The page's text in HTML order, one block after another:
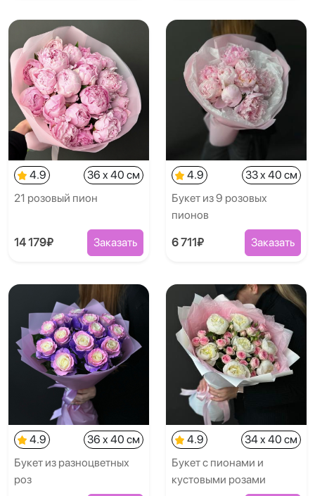
4.9
36 x 40 см
21 розовый пион
14 179₽ Заказать
4.9
33 x 40 см
Букет из 9 розовых
пионов
6 711₽ Заказать
4.9
36 x 40 см
Букет из разноцветных
роз
4.9
34 x 40 см
Букет с пионами и
кустовыми розами